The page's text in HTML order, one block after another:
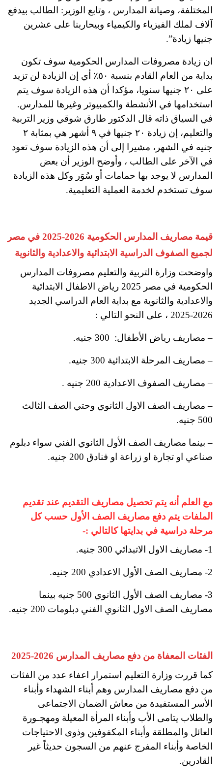
المختلفة، وصيانة المدارس ، وتابع الوزير: الطالب بيدفع
آلاف لملك الفيزياء والكيمياء وبيحاربنا على عشرين
جنيها زيادة”.
ان زيادة مصروفات المدارس الحكومية سوف تكون
بداية من العام القادم بنسبة ٥٠٪؜ أي إن الزيادة لن تزيد
على ٢٠ جنيها سنويا، مؤكدا أن هذه الزيادة سوف يتم
استخدامها في الأنشطة والكمبيوتر وغيرها للمدارس.
في السياق ذاته قال الدكتور طارق شوقي وزير التربية
والتعليم، إن زيادة ٢٠ جنيها في ٩ أشهر هي بمثابة ٢
جنيه في الشهر، مشيرا إلى أن هذه الزيادة سوف تعود
في الآخر على الطالب ، وأوضح الوزير أن بعض
المدارس لا يوجد بها حمامات أو سُوَر وكل هذه الزيادة
سوف تستخدم لخدمة العملية التعليمية.
قيمة مصاريف المدارس الحكومية 2026-2025 في مصر
لجميع الصفوف الدراسية الابتدائية والاعدادية والثانوية
واوضحت وزارة التربية والتعليم مصروفات المدارس
الحكومية في مصر 2025 رياض الاطفال الابتدائية
والاعدادية والثانوية مع بداية العام الدراسي الجديد
2026-2025 ، على النحو التالي :
– مصاريف رياض الأطفال: 300 جنيه.
– مصاريف المرحلة الابتدائية 300 جنيه .
– مصاريف الصفوف الاعدادية 200 جنيه .
– مصاريف الصف الاول الثانوي وحتي الصف الثالث
500 جنيه
.
– بينما مصاريف الصف الأول الثانوي الفني سواء دبلوم
صناعي او تجارة او زراعة او فنادق 200 جنيه.
مع العلم أنه يتم تحصيل مصاريف التقديم عند تقديم
الملفات يتم دفع مصاريف الصف الأول حسب كل
مرحلة دراسية في بدايتها كالتالي :-
1- مصاريف الاول الاتبدائي 300 جنيه.
2- مصاريف الصف الأول الاعدادي 200 جنيه.
3- مصاريف الصف الأول الثانوي 500 جنيه بينما
مصاريف الصف الاول الثانوي الفني دبلومات 200 جنيه.
الفئات المعفاة من دفع مصاريف المدارس 2026-2025
كما قررت وزارة التعليم استمرار اعفاء عدد من الفئات
من دفع مصاريف المدارس وهم أبناء الشهداء وأبناء
الأسر المستفيدة من معاش الضمان الاجتماعى
والطلاب يتامى الأب وأبناء المرأة المعيلة ومهجـورة
العائل والمطلقة وأبناء المكفوفين وذوى الاحتياجات
الخاصة وأبناء المفرج عنهم من السجون حديثاً غير
القادرين.